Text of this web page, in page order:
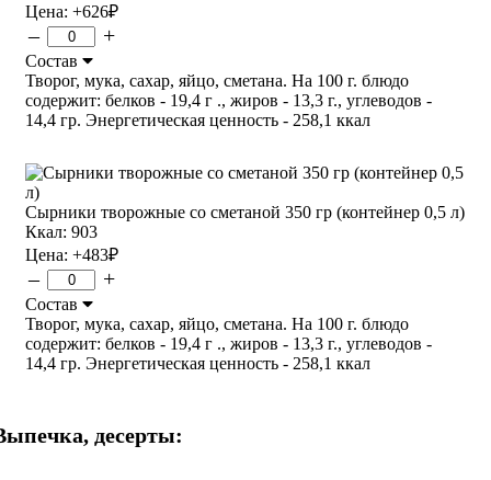
Цена: +626₽
– +
Состав
Творог, мука, сахар, яйцо, сметана. На 100 г. блюдо
содержит: белков - 19,4 г ., жиров - 13,3 г., углеводов -
14,4 гр. Энергетическая ценность - 258,1 ккал
Сырники творожные со сметаной 350 гр (контейнер 0,5 л)
Ккал: 903
Цена: +483₽
– +
Состав
Творог, мука, сахар, яйцо, сметана. На 100 г. блюдо
содержит: белков - 19,4 г ., жиров - 13,3 г., углеводов -
14,4 гр. Энергетическая ценность - 258,1 ккал
десерты: